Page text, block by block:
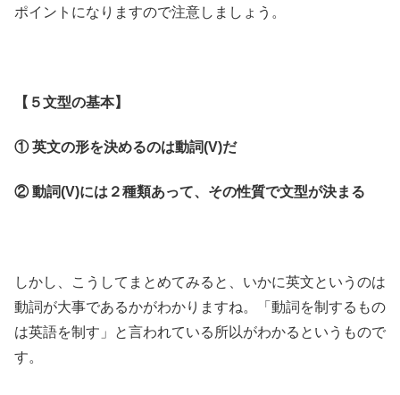
ポイントになりますので注意しましょう。
【５文型の基本】
① 英文の形を決めるのは動詞(V)だ
② 動詞(V)には２種類あって、その性質で文型が決まる
しかし、こうしてまとめてみると、いかに英文というのは
動詞が大事であるかがわかりますね。「動詞を制するもの
は英語を制す」と言われている所以がわかるというもので
す。